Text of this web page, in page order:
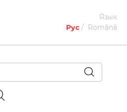
Язык
Рус
Română